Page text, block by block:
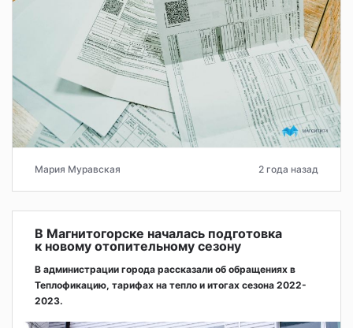
Мария Муравская 2 года назад
В Магнитогорске началась подготовка
к новому отопительному сезону
В администрации города рассказали об обращениях в
Теплофикацию, тарифах на тепло и итогах сезона 2022-
2023.